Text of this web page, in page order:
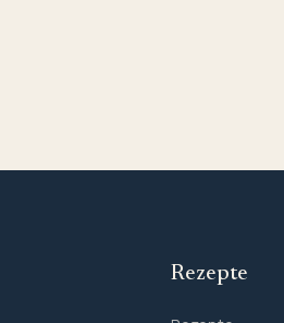
Rezepte